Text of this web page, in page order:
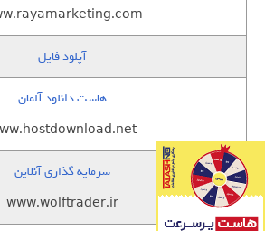
آپلود فایل
هاست دانلود آلمان
سرمایه گذاری آنلاین
www.wolftrader.ir